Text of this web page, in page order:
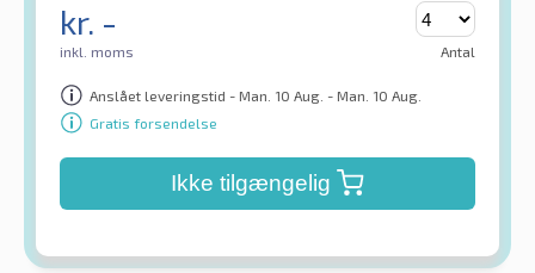
kr. -
inkl. moms Antal
Anslået leveringstid - Man. 10 Aug. - Man. 10 Aug.
Gratis forsendelse
Ikke tilgængelig